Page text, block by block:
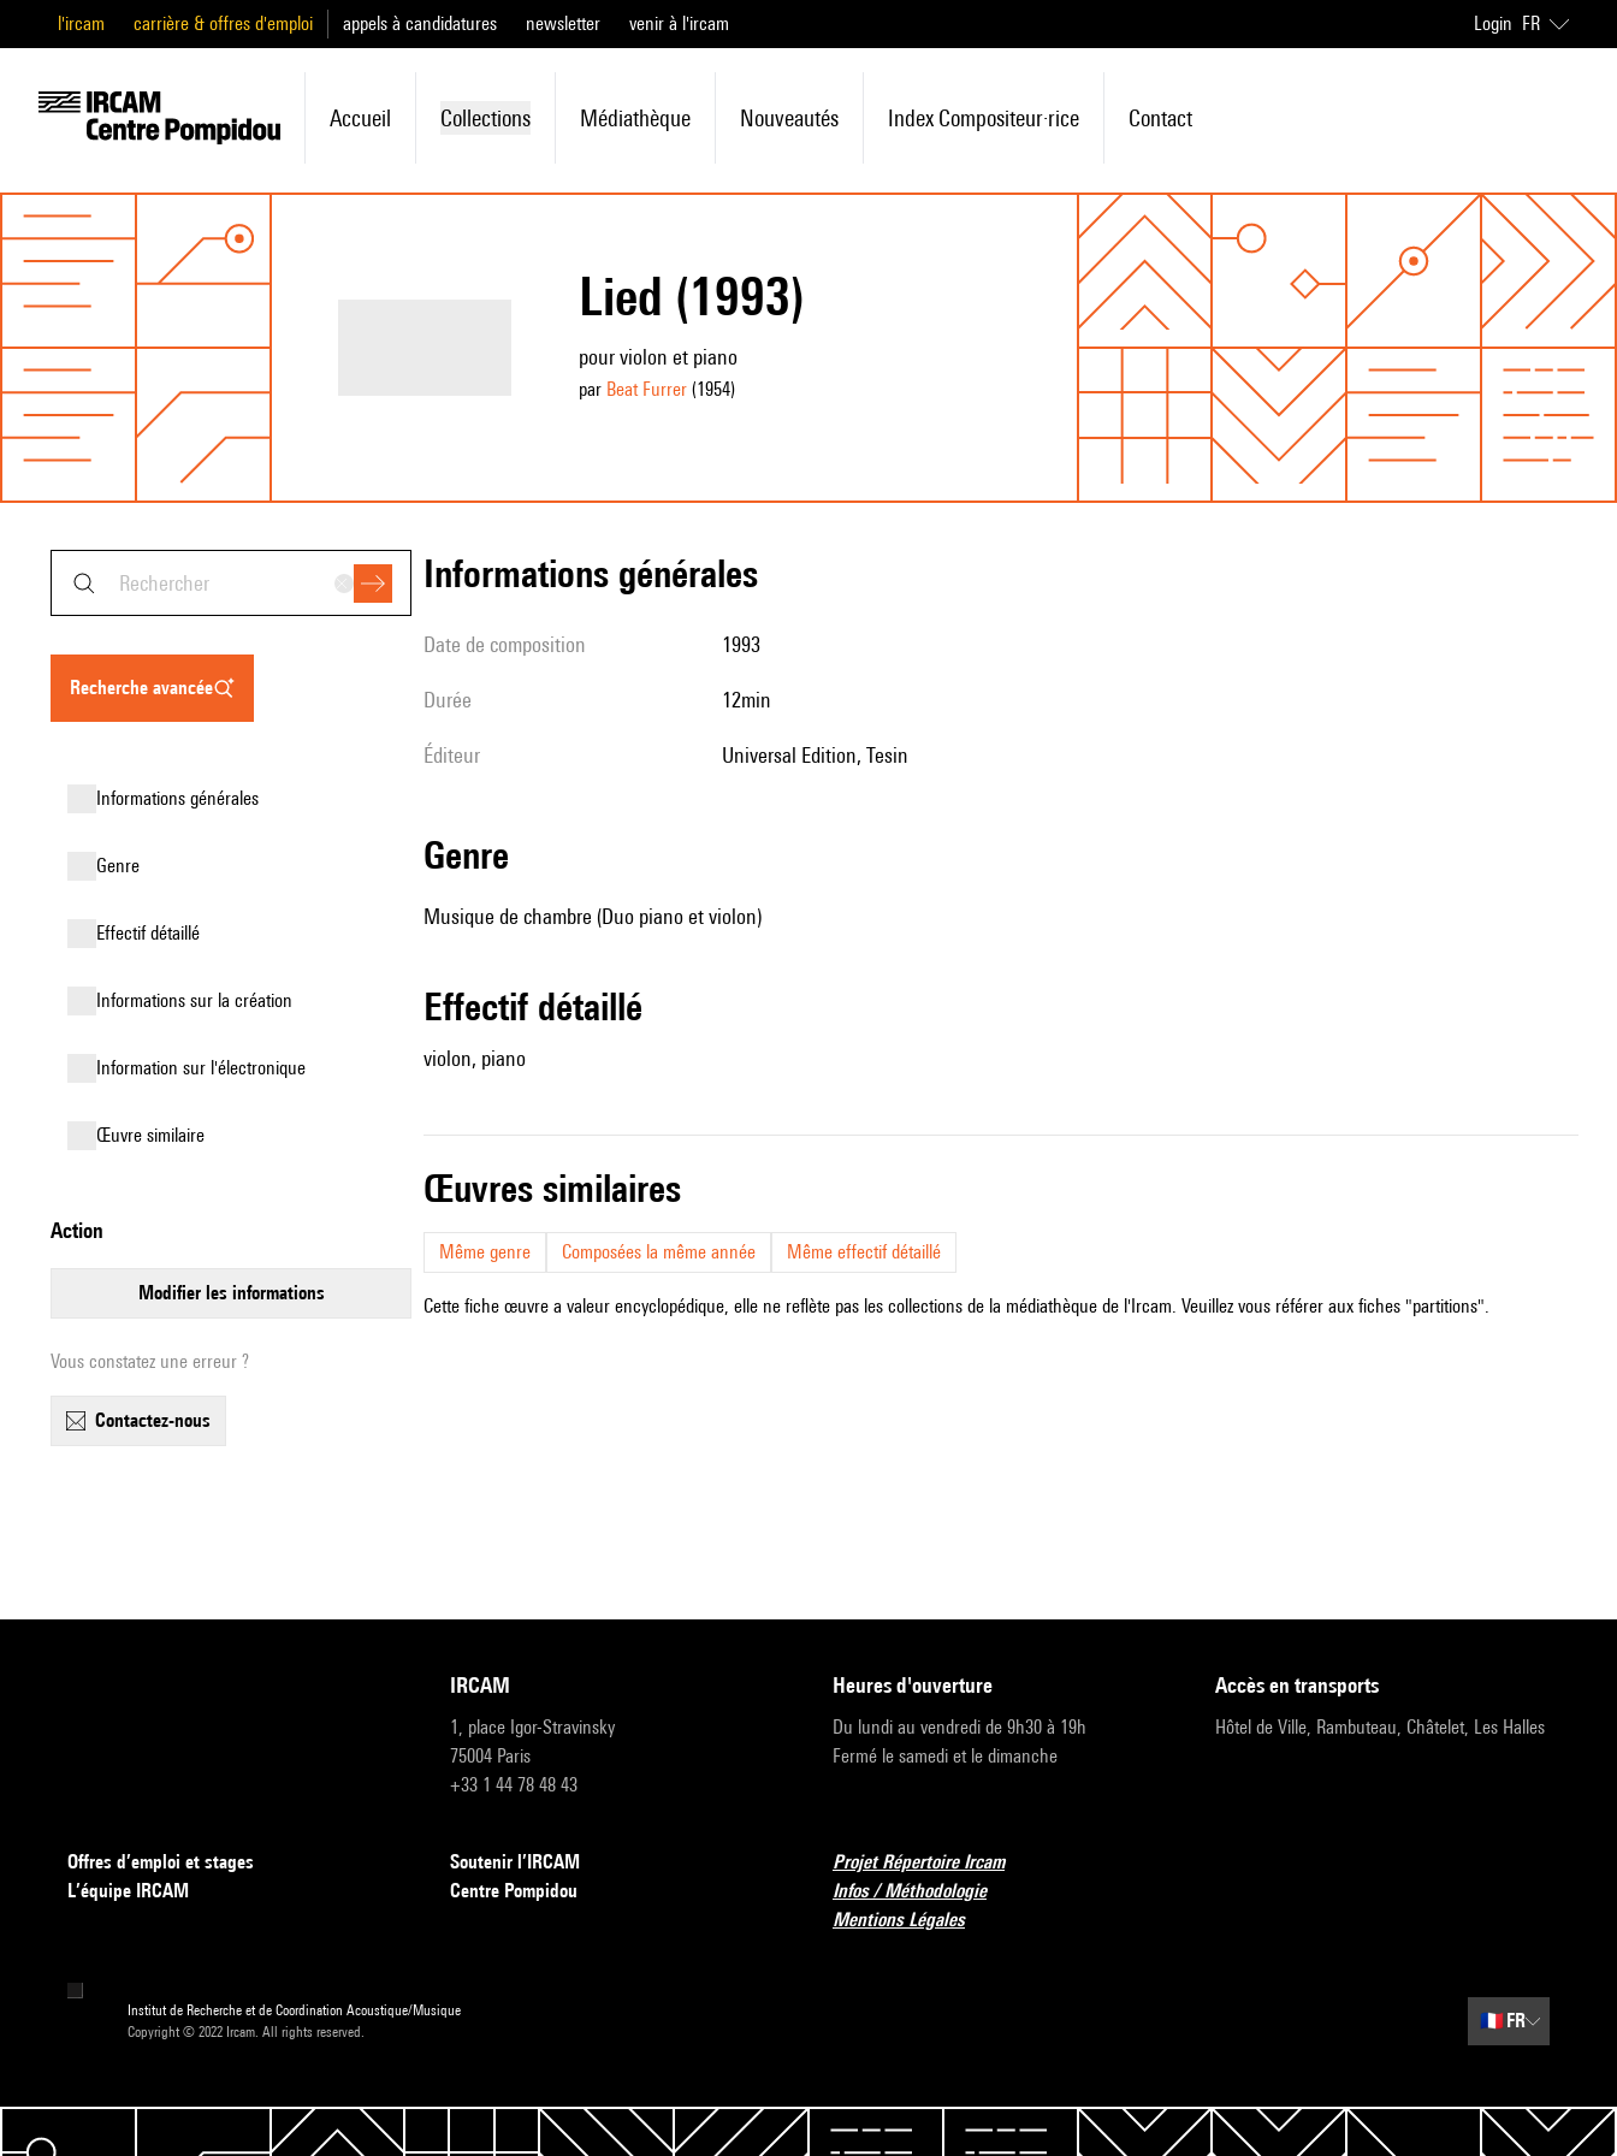
l'ircam carrière & offres d'emploi appels à candidatures newsletter venir à l'ircam Login FR
Accueil Collections Médiathèque Nouveautés Index Compositeur·rice Contact
Lied (1993)
pour violon et piano
par Beat Furrer(1954)
recherche avancée
informations générales
genre
effectif détaillé
informations sur la création
Information sur l'électronique
œuvre similaire
action
modifier les informations
Vous constatez une erreur ?
contactez-nous
informations générales
date de composition 1993
durée 12min
éditeur Universal Edition, Tesin
genre
Musique de chambre (Duo piano et violon)
effectif détaillé
violon, piano
œuvres similaires
Même genre Composées la même année Même effectif détaillé
Cette fiche œuvre a valeur encyclopédique, elle ne reflète pas les collections de la médiathèque de l'Ircam. Veuillez vous référer aux fiches "partitions".
IRCAM
1, place Igor-Stravinsky
75004 Paris
+33 1 44 78 48 43
heures d'ouverture
Du lundi au vendredi de 9h30 à 19h
Fermé le samedi et le dimanche
accès en transports
Hôtel de Ville, Rambuteau, Châtelet, Les Halles
Offres d’emploi et stages
L’équipe IRCAM
Soutenir l’IRCAM
Centre Pompidou
Projet Répertoire Ircam
Infos / Méthodologie
Mentions Légales
Institut de Recherche et de Coordination Acoustique/Musique
Copyright © 2022 Ircam. All rights reserved.
🇫🇷 FR